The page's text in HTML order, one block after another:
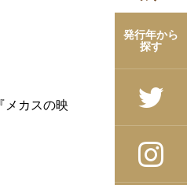
発行年から
探す
メカスの映